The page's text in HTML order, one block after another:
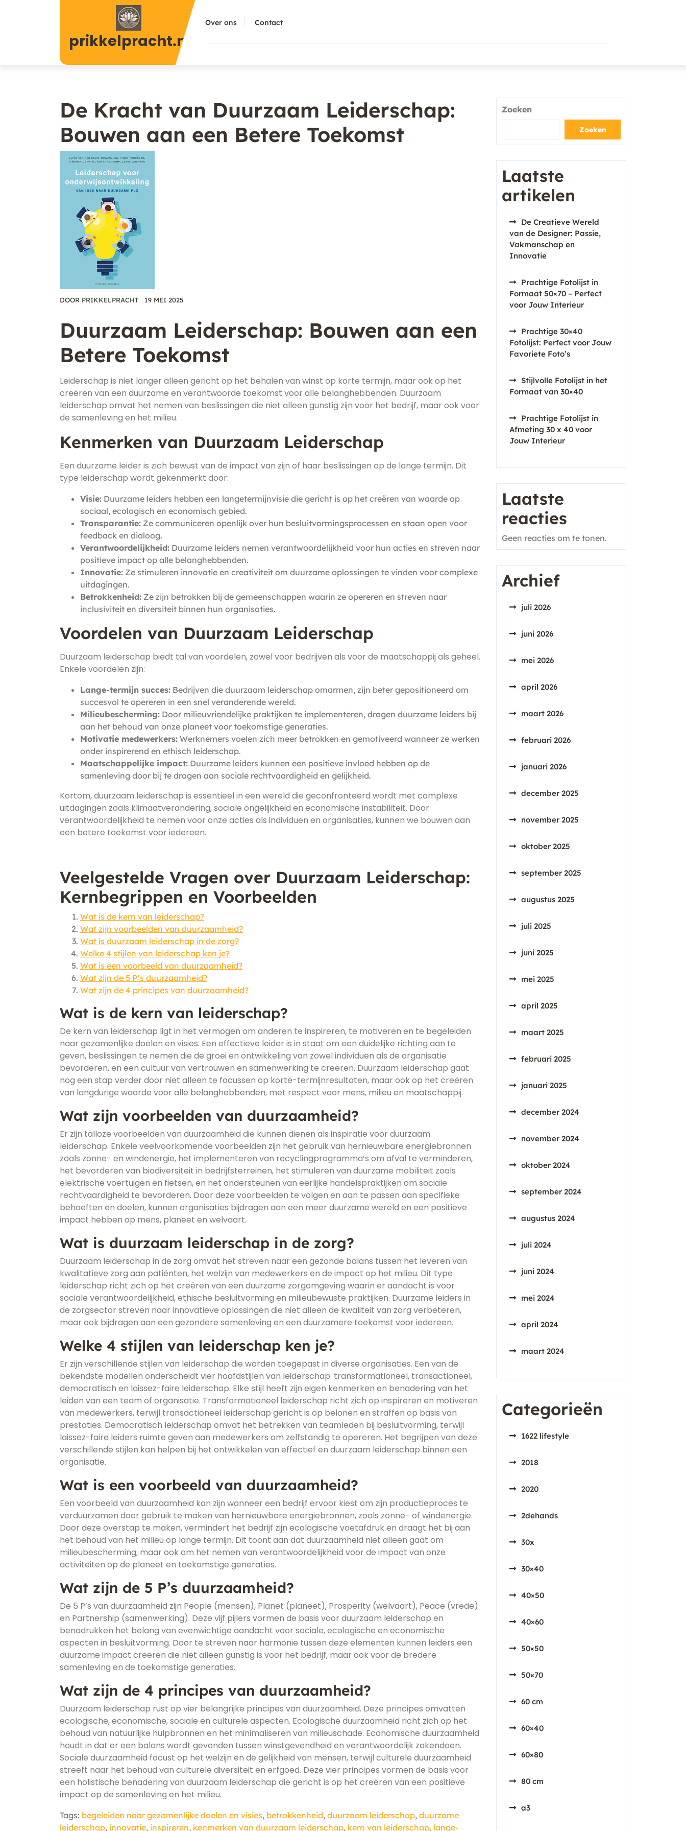
prikkelpracht.nl
Over ons Contact
De Kracht van Duurzaam Leiderschap:
Bouwen aan een Betere Toekomst
DOOR PRIKKELPRACHT 19 MEI 2025
Duurzaam Leiderschap: Bouwen aan een
Betere Toekomst
Leiderschap is niet langer alleen gericht op het behalen van winst op korte termijn, maar ook op het
creëren van een duurzame en verantwoorde toekomst voor alle belanghebbenden. Duurzaam
leiderschap omvat het nemen van beslissingen die niet alleen gunstig zijn voor het bedrijf, maar ook voor
de samenleving en het milieu.
Kenmerken van Duurzaam Leiderschap
Een duurzame leider is zich bewust van de impact van zijn of haar beslissingen op de lange termijn. Dit
type leiderschap wordt gekenmerkt door:
Visie: Duurzame leiders hebben een langetermijnvisie die gericht is op het creëren van waarde op
sociaal, ecologisch en economisch gebied.
Transparantie: Ze communiceren openlijk over hun besluitvormingsprocessen en staan open voor
feedback en dialoog.
Verantwoordelijkheid: Duurzame leiders nemen verantwoordelijkheid voor hun acties en streven naar
positieve impact op alle belanghebbenden.
Innovatie: Ze stimuleren innovatie en creativiteit om duurzame oplossingen te vinden voor complexe
uitdagingen.
Betrokkenheid: Ze zijn betrokken bij de gemeenschappen waarin ze opereren en streven naar
inclusiviteit en diversiteit binnen hun organisaties.
Voordelen van Duurzaam Leiderschap
Duurzaam leiderschap biedt tal van voordelen, zowel voor bedrijven als voor de maatschappij als geheel.
Enkele voordelen zijn:
Lange-termijn succes: Bedrijven die duurzaam leiderschap omarmen, zijn beter gepositioneerd om
succesvol te opereren in een snel veranderende wereld.
Milieubescherming: Door milieuvriendelijke praktijken te implementeren, dragen duurzame leiders bij
aan het behoud van onze planeet voor toekomstige generaties.
Motivatie medewerkers: Werknemers voelen zich meer betrokken en gemotiveerd wanneer ze werken
onder inspirerend en ethisch leiderschap.
Maatschappelijke impact: Duurzame leiders kunnen een positieve invloed hebben op de
samenleving door bij te dragen aan sociale rechtvaardigheid en gelijkheid.
Kortom, duurzaam leiderschap is essentieel in een wereld die geconfronteerd wordt met complexe
uitdagingen zoals klimaatverandering, sociale ongelijkheid en economische instabiliteit. Door
verantwoordelijkheid te nemen voor onze acties als individuen en organisaties, kunnen we bouwen aan
een betere toekomst voor iedereen.
Veelgestelde Vragen over Duurzaam Leiderschap:
Kernbegrippen en Voorbeelden
Wat is de kern van leiderschap?
Wat zijn voorbeelden van duurzaamheid?
Wat is duurzaam leiderschap in de zorg?
Welke 4 stijlen van leiderschap ken je?
Wat is een voorbeeld van duurzaamheid?
Wat zijn de 5 P’s duurzaamheid?
Wat zijn de 4 principes van duurzaamheid?
Wat is de kern van leiderschap?
De kern van leiderschap ligt in het vermogen om anderen te inspireren, te motiveren en te begeleiden
naar gezamenlijke doelen en visies. Een effectieve leider is in staat om een duidelijke richting aan te
geven, beslissingen te nemen die de groei en ontwikkeling van zowel individuen als de organisatie
bevorderen, en een cultuur van vertrouwen en samenwerking te creëren. Duurzaam leiderschap gaat
nog een stap verder door niet alleen te focussen op korte-termijnresultaten, maar ook op het creëren
van langdurige waarde voor alle belanghebbenden, met respect voor mens, milieu en maatschappij.
Wat zijn voorbeelden van duurzaamheid?
Er zijn talloze voorbeelden van duurzaamheid die kunnen dienen als inspiratie voor duurzaam
leiderschap. Enkele veelvoorkomende voorbeelden zijn het gebruik van hernieuwbare energiebronnen
zoals zonne- en windenergie, het implementeren van recyclingprogramma’s om afval te verminderen,
het bevorderen van biodiversiteit in bedrijfsterreinen, het stimuleren van duurzame mobiliteit zoals
elektrische voertuigen en fietsen, en het ondersteunen van eerlijke handelspraktijken om sociale
rechtvaardigheid te bevorderen. Door deze voorbeelden te volgen en aan te passen aan specifieke
behoeften en doelen, kunnen organisaties bijdragen aan een meer duurzame wereld en een positieve
impact hebben op mens, planeet en welvaart.
Wat is duurzaam leiderschap in de zorg?
Duurzaam leiderschap in de zorg omvat het streven naar een gezonde balans tussen het leveren van
kwalitatieve zorg aan patiënten, het welzijn van medewerkers en de impact op het milieu. Dit type
leiderschap richt zich op het creëren van een duurzame zorgomgeving waarin er aandacht is voor
sociale verantwoordelijkheid, ethische besluitvorming en milieubewuste praktijken. Duurzame leiders in
de zorgsector streven naar innovatieve oplossingen die niet alleen de kwaliteit van zorg verbeteren,
maar ook bijdragen aan een gezondere samenleving en een duurzamere toekomst voor iedereen.
Welke 4 stijlen van leiderschap ken je?
Er zijn verschillende stijlen van leiderschap die worden toegepast in diverse organisaties. Een van de
bekendste modellen onderscheidt vier hoofdstijlen van leiderschap: transformationeel, transactioneel,
democratisch en laissez-faire leiderschap. Elke stijl heeft zijn eigen kenmerken en benadering van het
leiden van een team of organisatie. Transformationeel leiderschap richt zich op inspireren en motiveren
van medewerkers, terwijl transactioneel leiderschap gericht is op belonen en straffen op basis van
prestaties. Democratisch leiderschap omvat het betrekken van teamleden bij besluitvorming, terwijl
laissez-faire leiders ruimte geven aan medewerkers om zelfstandig te opereren. Het begrijpen van deze
verschillende stijlen kan helpen bij het ontwikkelen van effectief en duurzaam leiderschap binnen een
organisatie.
Wat is een voorbeeld van duurzaamheid?
Een voorbeeld van duurzaamheid kan zijn wanneer een bedrijf ervoor kiest om zijn productieproces te
verduurzamen door gebruik te maken van hernieuwbare energiebronnen, zoals zonne- of windenergie.
Door deze overstap te maken, vermindert het bedrijf zijn ecologische voetafdruk en draagt het bij aan
het behoud van het milieu op lange termijn. Dit toont aan dat duurzaamheid niet alleen gaat om
milieubescherming, maar ook om het nemen van verantwoordelijkheid voor de impact van onze
activiteiten op de planeet en toekomstige generaties.
Wat zijn de 5 P’s duurzaamheid?
De 5 P’s van duurzaamheid zijn People (mensen), Planet (planeet), Prosperity (welvaart), Peace (vrede)
en Partnership (samenwerking). Deze vijf pijlers vormen de basis voor duurzaam leiderschap en
benadrukken het belang van evenwichtige aandacht voor sociale, ecologische en economische
aspecten in besluitvorming. Door te streven naar harmonie tussen deze elementen kunnen leiders een
duurzame impact creëren die niet alleen gunstig is voor het bedrijf, maar ook voor de bredere
samenleving en de toekomstige generaties.
Wat zijn de 4 principes van duurzaamheid?
Duurzaam leiderschap rust op vier belangrijke principes van duurzaamheid. Deze principes omvatten
ecologische, economische, sociale en culturele aspecten. Ecologische duurzaamheid richt zich op het
behoud van natuurlijke hulpbronnen en het minimaliseren van milieuschade. Economische duurzaamheid
houdt in dat er een balans wordt gevonden tussen winstgevendheid en verantwoordelijk zakendoen.
Sociale duurzaamheid focust op het welzijn en de gelijkheid van mensen, terwijl culturele duurzaamheid
streeft naar het behoud van culturele diversiteit en erfgoed. Deze vier principes vormen de basis voor
een holistische benadering van duurzaam leiderschap die gericht is op het creëren van een positieve
impact op de samenleving en het milieu.
Tags: begeleiden naar gezamenlijke doelen en visies, betrokkenheid, duurzaam leiderschap, duurzame
leiderschap, innovatie, inspireren, kenmerken van duurzaam leiderschap, kern van leiderschap, lange-
Zoeken
Zoeken
Laatste
artikelen
De Creatieve Wereld
van de Designer: Passie,
Vakmanschap en
Innovatie
Prachtige Fotolijst in
Formaat 50×70 – Perfect
voor Jouw Interieur
Prachtige 30×40
Fotolijst: Perfect voor Jouw
Favoriete Foto’s
Stijlvolle Fotolijst in het
Formaat van 30×40
Prachtige Fotolijst in
Afmeting 30 x 40 voor
Jouw Interieur
Laatste
reacties
Geen reacties om te tonen.
Archief
juli 2026
juni 2026
mei 2026
april 2026
maart 2026
februari 2026
januari 2026
december 2025
november 2025
oktober 2025
september 2025
augustus 2025
juli 2025
juni 2025
mei 2025
april 2025
maart 2025
februari 2025
januari 2025
december 2024
november 2024
oktober 2024
september 2024
augustus 2024
juli 2024
juni 2024
mei 2024
april 2024
maart 2024
Categorieën
1622 lifestyle
2018
2020
2dehands
30x
30×40
40×50
40×60
50×50
50×70
60 cm
60×40
60×80
80 cm
a3